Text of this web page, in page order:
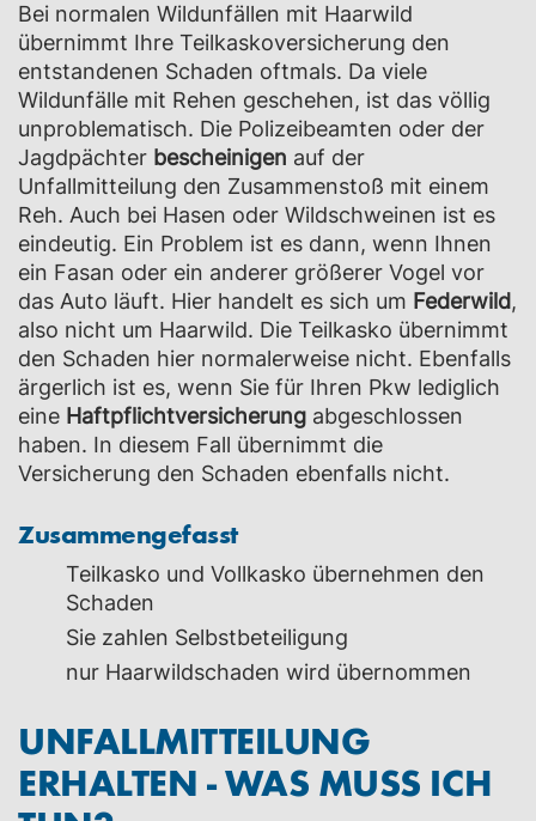
Bei normalen Wildunfällen mit Haarwild
übernimmt Ihre Teilkaskoversicherung den
entstandenen Schaden oftmals. Da viele
Wildunfälle mit Rehen geschehen, ist das völlig
unproblematisch. Die Polizeibeamten oder der
Jagdpächter bescheinigen auf der
Unfallmitteilung den Zusammenstoß mit einem
Reh. Auch bei Hasen oder Wildschweinen ist es
eindeutig. Ein Problem ist es dann, wenn Ihnen
ein Fasan oder ein anderer größerer Vogel vor
das Auto läuft. Hier handelt es sich um Federwild,
also nicht um Haarwild. Die Teilkasko übernimmt
den Schaden hier normalerweise nicht. Ebenfalls
ärgerlich ist es, wenn Sie für Ihren Pkw lediglich
eine Haftpflichtversicherung abgeschlossen
haben. In diesem Fall übernimmt die
Versicherung den Schaden ebenfalls nicht.
Zusammengefasst
Teilkasko und Vollkasko übernehmen den
Schaden
Sie zahlen Selbstbeteiligung
nur Haarwildschaden wird übernommen
UNFALLMITTEILUNG
ERHALTEN - WAS MUSS ICH